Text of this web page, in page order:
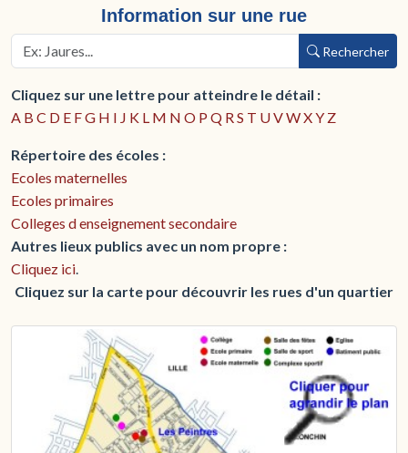
Information sur une rue
Rechercher
Cliquez sur une lettre pour atteindre le détail :
A B C D E FG H I J K L M N O P Q RS T UVWXY Z
Répertoire des écoles :
Ecoles maternelles
Ecoles primaires
Colleges d enseignement secondaire
Autres lieux publics avec un nom propre :
Cliquez ici.
Cliquez sur la carte pour découvrir les rues d'un quartier